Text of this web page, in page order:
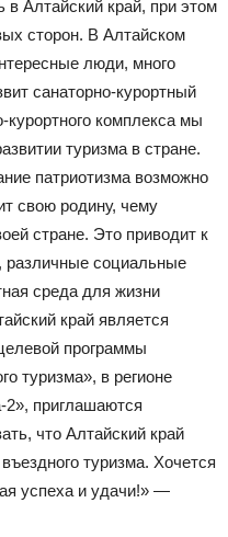
в Алтайский край, при этом
сторон. В Алтайском
люди, много
санаторно-курортный
курортного комплекса мы
туризма в стране.
патриотизма возможно
свою родину, чему
стране. Это приводит к
различные социальные
среда для жизни
край является
программы
туризма», в регионе
2», приглашаются
что Алтайский край
туризма. Хочется
успеха и удачи!» —